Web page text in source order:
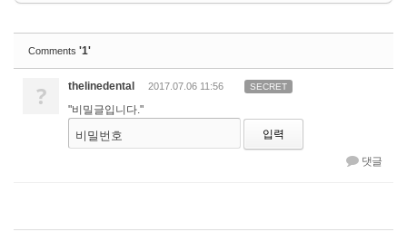
Comments '1'
? thelinedental 2017.07.06 11:56 SECRET
"비밀글입니다."
비밀번호
댓글